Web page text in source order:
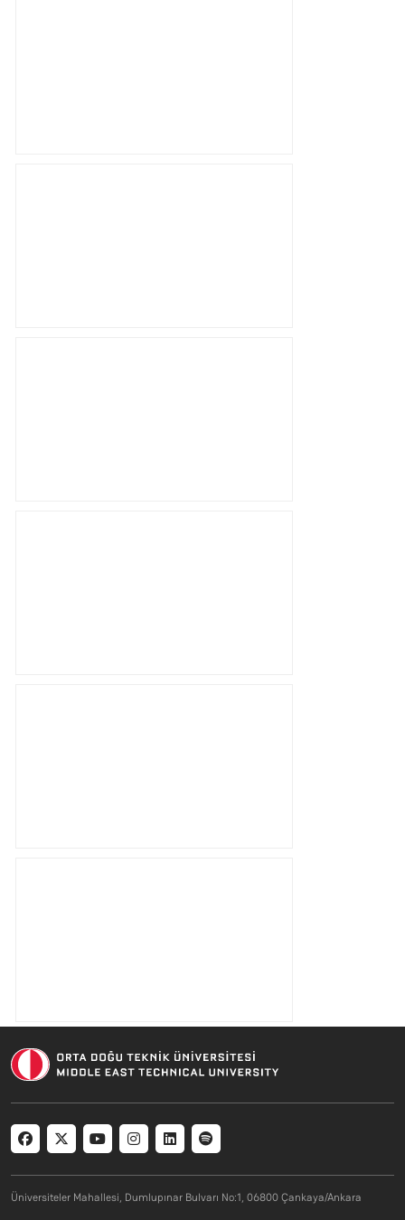
Social menu
Üniversiteler Mahallesi, Dumlupınar Bulvarı No:1, 06800 Çankaya/Ankara